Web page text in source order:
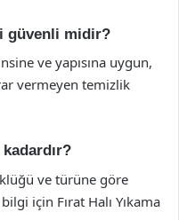
güvenli midir?
ve yapısına uygun,
vermeyen temizlik
ve türüne göre
için Fırat Halı Yıkama